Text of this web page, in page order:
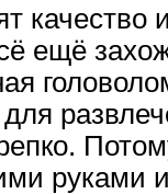
качество
ещё